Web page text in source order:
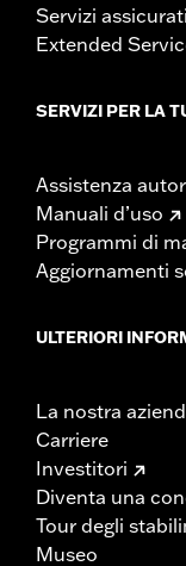
Servizi
Extended
SERVIZI PER LA
Assistenza
Manuali d’uso
Programmi di
Aggiornamenti
ULTERIORI
La nostra
Carriere
Investitori
Diventa una
Tour degli
Museo